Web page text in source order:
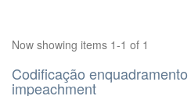
Now showing items 1-1 of 1
Codificação
impeachment